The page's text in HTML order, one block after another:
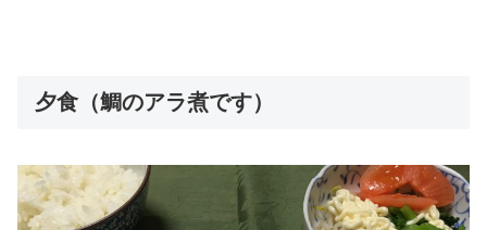
夕食（鯛のアラ煮です）